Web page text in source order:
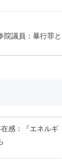
院議員：暴行罪と
感：『エネルギ